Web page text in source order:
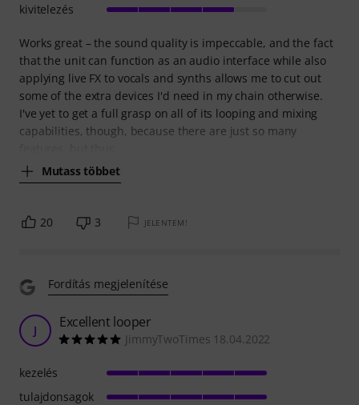
Works great – the sound quality is impeccable, and the fact
that the unit can function as an audio interface while also
applying live FX to vocals and synths allows me to cut out
some of the extra devices I'd need in my chain otherwise.
I've yet to get a full grasp on all of its looping and mixing
capabilities, though, because there are just so many
Mutass többet
kivitelezés
20 3 JELENTEM!
Fordítás megjelenítése
J Excellent looper
JimmyTwoTimes 18.04.2022
kezelés
tulajdonsagok